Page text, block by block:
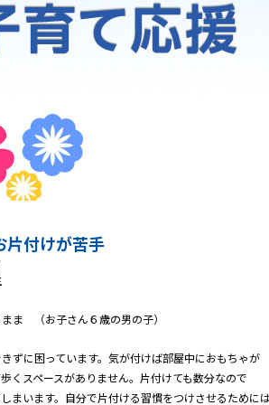
付けが苦手
ま （お子さん６歳の男の子）
ずに困っています。気が付けば部屋中におもちゃが
ペースがありません。片付けても数分なので
います。自分で片付ける習慣をつけさせるために